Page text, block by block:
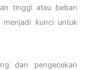
tinggi atau beban
kunci untuk
dan pengecekan